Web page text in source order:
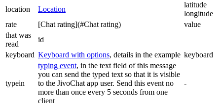
location Location
latitude
longitude
rate
[Chat rating](#Chat rating)
value
that was
read
id
keyboard Keyboard with options, details in the example keyboard
typein
typing event, in the text field of this message
you can send the typed text so that it is visible
to the JivoChat app user. Send this event no
more than once every 5 seconds from one
client
-